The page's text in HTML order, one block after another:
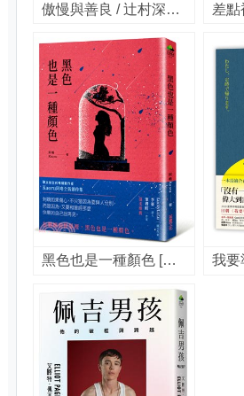
傲慢與善良 / 辻村深月著 ; 邱香凝譯.
黑色也是一種顏色 [電子書] / Kaoru阿嚕著